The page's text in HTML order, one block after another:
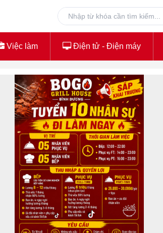
Việc làm Điện tử - Điện máy